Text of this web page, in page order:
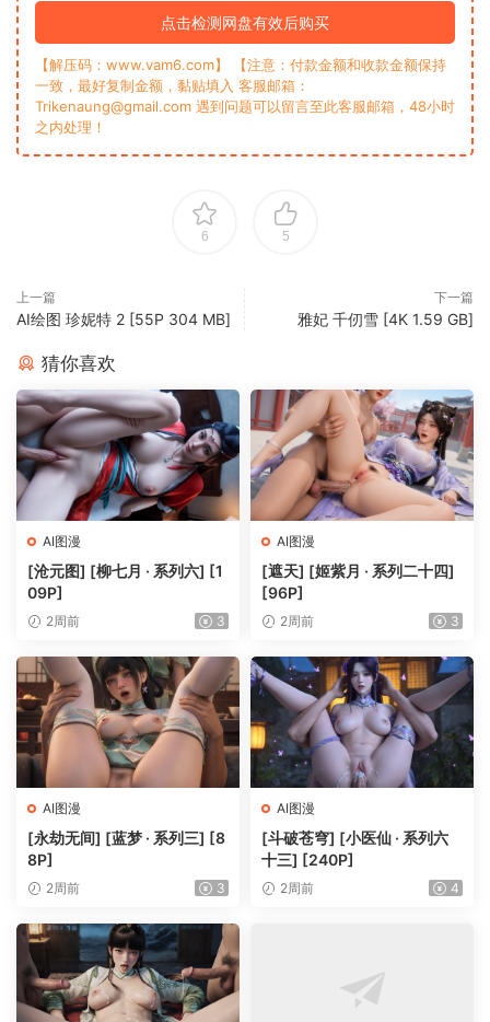
点击检测网盘有效后购买
【解压码：www.vam6.com】 【注意：付款金额和收款金额保持
一致，最好复制金额，黏贴填入 客服邮箱：
Trikenaung@gmail.com 遇到问题可以留言至此客服邮箱，48小时
之内处理！
6 5
上一篇
AI绘图 珍妮特 2 [55P 304 MB]
下一篇
雅妃 千仞雪 [4K 1.59 GB]
猜你喜欢
AI图漫
[沧元图] [柳七月 · 系列六] [1
09P]
2周前 3
AI图漫
[遮天] [姬紫月 · 系列二十四]
[96P]
2周前 3
AI图漫
[永劫无间] [蓝梦 · 系列三] [8
8P]
2周前 3
AI图漫
[斗破苍穹] [小医仙 · 系列六
十三] [240P]
2周前 4